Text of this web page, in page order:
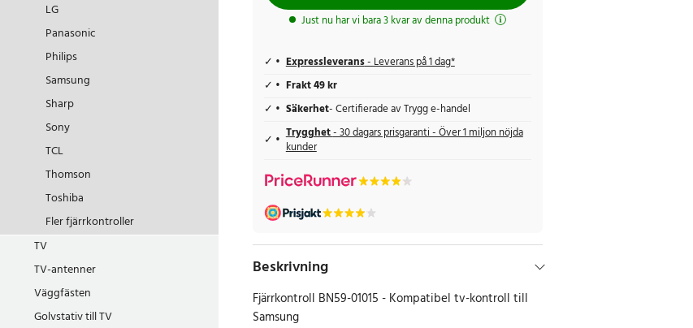
LG
Panasonic
Philips
Samsung
Sharp
Sony
TCL
Thomson
Toshiba
Fler fjärrkontroller
TV
TV-antenner
Väggfästen
Golvstativ till TV
Just nu har vi bara 3 kvar av denna produkt
Expressleverans- Leverans på 1 dag*
Frakt 49 kr
Säkerhet- Certifierade av Trygg e-handel
Trygghet- 30 dagars prisgaranti - Över 1 miljon nöjda
kunder
Beskrivning
Fjärrkontroll BN59-01015 - Kompatibel tv-kontroll till
Samsung